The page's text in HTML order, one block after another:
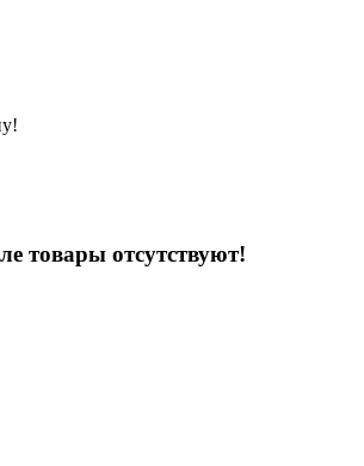
товары отсутствуют!